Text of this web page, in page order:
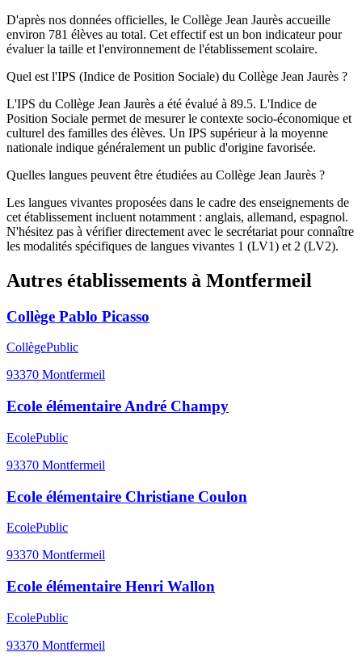
D'après nos données officielles, le Collège Jean Jaurès accueille
environ 781 élèves au total. Cet effectif est un bon indicateur pour
évaluer la taille et l'environnement de l'établissement scolaire.
Quel est l'IPS (Indice de Position Sociale) du Collège Jean Jaurès ?
L'IPS du Collège Jean Jaurès a été évalué à 89.5. L'Indice de
Position Sociale permet de mesurer le contexte socio-économique et
culturel des familles des élèves. Un IPS supérieur à la moyenne
nationale indique généralement un public d'origine favorisée.
Quelles langues peuvent être étudiées au Collège Jean Jaurès ?
Les langues vivantes proposées dans le cadre des enseignements de
cet établissement incluent notamment : anglais, allemand, espagnol.
N'hésitez pas à vérifier directement avec le secrétariat pour connaître
les modalités spécifiques de langues vivantes 1 (LV1) et 2 (LV2).
Autres établissements à Montfermeil
Collège Pablo Picasso
CollègePublic
93370 Montfermeil
Ecole élémentaire André Champy
EcolePublic
93370 Montfermeil
Ecole élémentaire Christiane Coulon
EcolePublic
93370 Montfermeil
Ecole élémentaire Henri Wallon
EcolePublic
93370 Montfermeil